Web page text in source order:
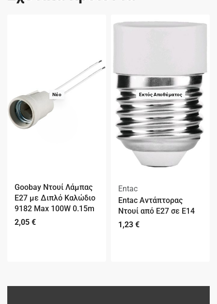
Νέο
Goobay Ντουί Λάμπας
E27 με Διπλό Καλώδιο
9182 Max 100W 0.15m
2,05 €
Εκτός Αποθέματος
Entac
Entac Αντάπτορας
Ντουί από E27 σε E14
1,23 €